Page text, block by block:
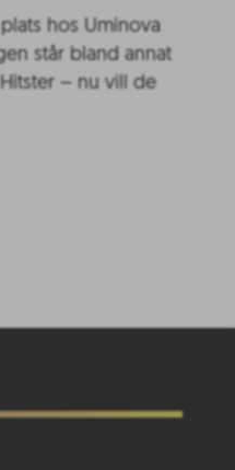
hos Uminova
står bland annat
– nu vill de